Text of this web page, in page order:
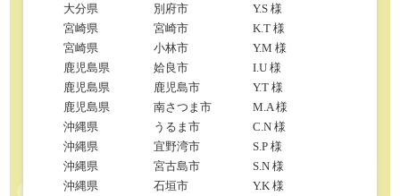
大分県
別府市
Y.S 様
宮崎県
宮崎市
K.T 様
宮崎県
小林市
Y.M 様
鹿児島県
姶良市
I.U 様
鹿児島県
鹿児島市
Y.T 様
鹿児島県
南さつま市
M.A 様
沖縄県
うるま市
C.N 様
沖縄県
宜野湾市
S.P 様
沖縄県
宮古島市
S.N 様
沖縄県
石垣市
Y.K 様